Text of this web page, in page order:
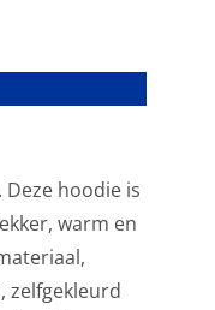
hoodie is
warm en
zelfgekleurd